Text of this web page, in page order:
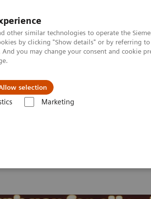
other similar technologies to operate the
by clicking "Show details" or by referring
you may change your consent and cookie
selection
Marketing
et événements